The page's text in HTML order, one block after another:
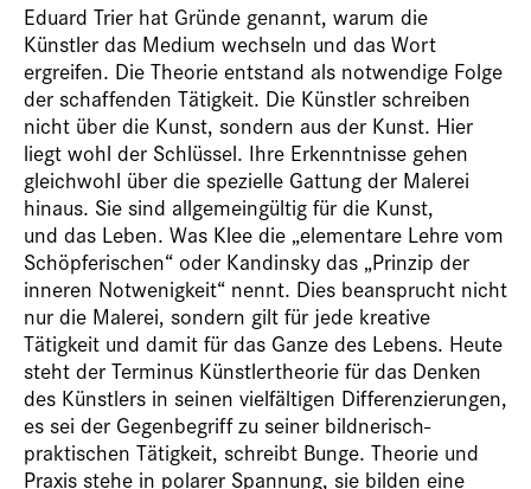
Eduard Trier hat Gründe genannt, warum die
Künstler das Medium wechseln und das Wort
ergreifen. Die Theorie entstand als notwendige Folge
der schaffenden Tätigkeit. Die Künstler schreiben
nicht über die Kunst, sondern aus der Kunst. Hier
liegt wohl der Schlüssel. Ihre Erkenntnisse gehen
gleichwohl über die spezielle Gattung der Malerei
hinaus. Sie sind allgemeingültig für die Kunst,
und das Leben. Was Klee die „elementare Lehre vom
Schöpferischen“ oder Kandinsky das „Prinzip der
inneren Notwenigkeit“ nennt. Dies beansprucht nicht
nur die Malerei, sondern gilt für jede kreative
Tätigkeit und damit für das Ganze des Lebens. Heute
steht der Terminus Künstlertheorie für das Denken
des Künstlers in seinen vielfältigen Differenzierungen,
es sei der Gegenbegriff zu seiner bildnerisch-
praktischen Tätigkeit, schreibt Bunge. Theorie und
Praxis stehe in polarer Spannung, sie bilden eine